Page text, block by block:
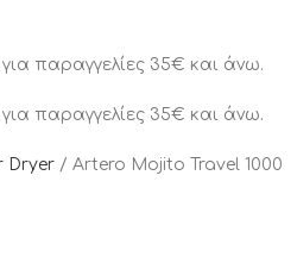
παραγγελίες 35€ και άνω.
παραγγελίες 35€ και άνω.
Dryer
Artero Mojito Travel 1000